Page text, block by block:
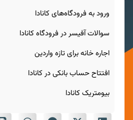
ورود به فرودگاه‌های کانادا
سوالات آفیسر در فرودگاه کانادا
اجاره خانه برای تازه‌ واردین
افتتاح حساب بانکی در کانادا
بیومتریک کانادا